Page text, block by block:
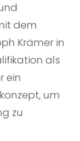
dem
Krämer in
als
ein
um
zu